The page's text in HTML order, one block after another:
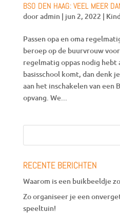
BSO DEN HAAG: VEEL MEER
dooradmin| jun 2, 2022 |
Passen opa en oma
beroep op de buurvrouw
regelmatig oppas nodig hebt
basisschool komt, dan denk
aan het inschakelen van een
opvang. We...
RECENTE BERICHTEN
Waarom is een buikbeeldje
Zo organiseer je een
speeltuin!